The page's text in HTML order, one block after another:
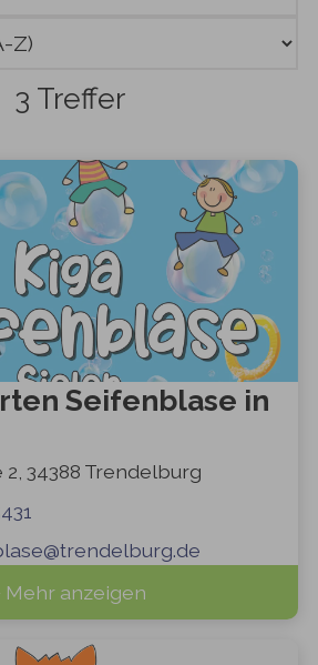
3 Treffer
Seifenblase in
2, 34388 Trendelburg
Mehr anzeigen